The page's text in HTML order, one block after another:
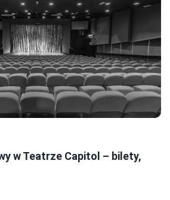
w Teatrze Capitol – bilety,